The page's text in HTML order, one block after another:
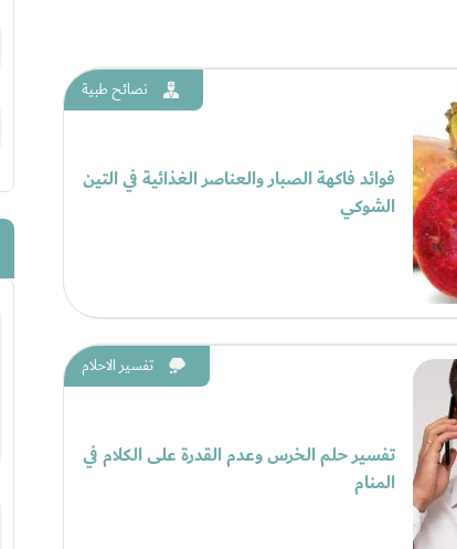
نصائح طبية
فوائد فاكهة الصبار والعناصر الغذائية في التين
الشوكي
تفسير الاحلام
تفسير حلم الخرس وعدم القدرة على الكلام في
المنام